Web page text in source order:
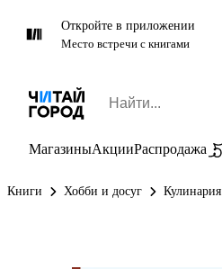
Откройте в приложении
Место встречи с книгами
МагазиныАкцииРаспродажа
Книги Хобби и досуг Кулинария